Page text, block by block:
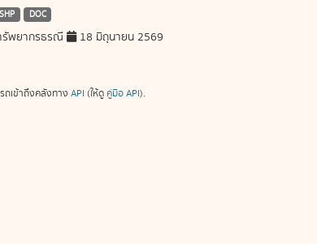
SHP DOC
พยากรธรณี 18 มิถุนายน 2569
เข้าถึงคลังทาง API (ให้ดู คู่มือ API).